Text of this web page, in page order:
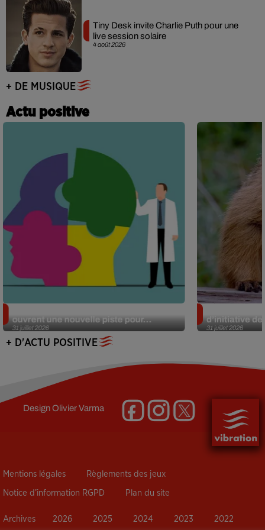
4 août 2026
Tiny Desk invite Charlie Puth pour une
live session solaire
+ DE MUSIQUE
Actu positive
31 juillet 2026
ouvrent une nouvelle piste pour...
31 juillet 2026
d’initiative
+ D'ACTU POSITIVE
DesignOlivier Varma
Mentions légales Règlements des jeux
Notice d’information RGPD Plan du site
Archives 2026 2025 2024 2023 2022